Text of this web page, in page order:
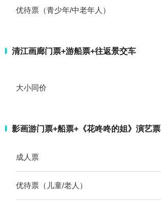
优待票（青少年/中老年人）
清江画廊门票+游船票+往返景交车
大小同价
影画游门票+船票+《花咚咚的姐》演艺票
成人票
优待票（儿童/老人）